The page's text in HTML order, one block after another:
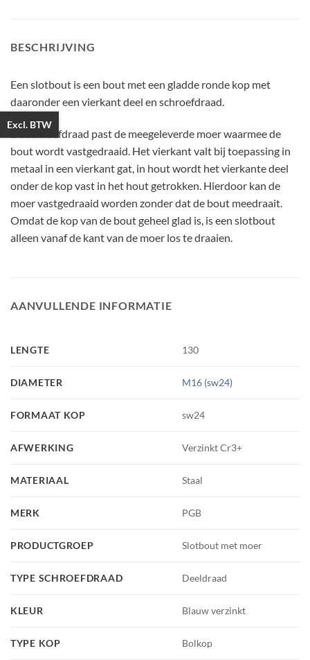
BESCHRIJVING
Een slotbout is een bout met een gladde ronde kop met
daaronder een vierkant deel en schroefdraad.
De schroefdraad past de meegeleverde moer waarmee de
bout wordt vastgedraaid. Het vierkant valt bij toepassing in
metaal in een vierkant gat, in hout wordt het vierkante deel
onder de kop vast in het hout getrokken. Hierdoor kan de
moer vastgedraaid worden zonder dat de bout meedraait.
Omdat de kop van de bout geheel glad is, is een slotbout
alleen vanaf de kant van de moer los te draaien.
AANVULLENDE INFORMATIE
LENGTE 130
DIAMETER M16 (sw24)
FORMAAT KOP sw24
AFWERKING Verzinkt Cr3+
MATERIAAL Staal
MERK PGB
PRODUCTGROEP Slotbout met moer
TYPE SCHROEFDRAAD Deeldraad
KLEUR Blauw verzinkt
TYPE KOP Bolkop
Excl. BTW